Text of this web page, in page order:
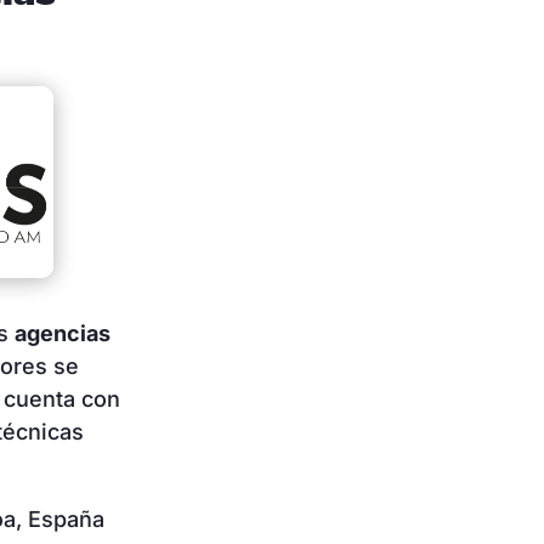
agencias
se
con
España